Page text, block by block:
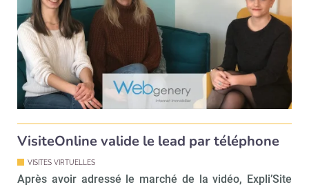
VisiteOnline valide le lead par téléphone
VISITES VIRTUELLES
Après avoir adressé le marché de la vidéo, Expli’Site